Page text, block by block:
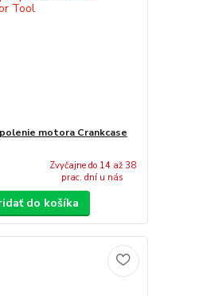
motora Crankcase
Zvyčajne do 14 až 38
prac. dní u nás
do košíka